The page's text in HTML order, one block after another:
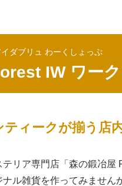
ダブリュ わーくしょっぷ
IW ワー
ティークが揃う店
リア専門店「森の鍛冶
ル雑貨を作ってみません